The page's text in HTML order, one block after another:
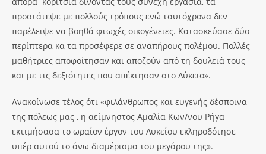
προστάτεψε με πολλούς τρόπους ενώ ταυτόχρονα δεν
παρέλειψε να βοηθά φτωχές οικογένειες. Κατασκεύασε δύο
περίπτερα κα τα προσέφερε σε αναπήρους πολέμου. Πολλές
μαθήτριες αποφοίτησαν και αποζούν από τη δουλειά τους
και με τις δεξιότητες που απέκτησαν στο Λύκειο».
Ανακοίνωσε τέλος ότι «φιλάνθρωπος και ευγενής δέσποινα
της πόλεως μας , η αείμνηστος Αμαλία Κων/νου Ρήγα
εκτιμήσασα το ωραίον έργον του Λυκείου εκληροδότησε
υπέρ αυτού το άνω διαμέρισμα του μεγάρου της».